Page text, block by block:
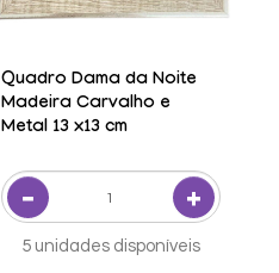
Quadro Dama da Noite
Madeira Carvalho e
Metal 13 x13 cm
5 unidades disponíveis